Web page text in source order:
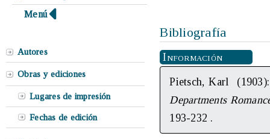
Menú
Autores
Obras y ediciones
Lugares de impresión
Fechas de edición
Bibliografía
Información
Pietsch, Karl
Departments
193-232 .